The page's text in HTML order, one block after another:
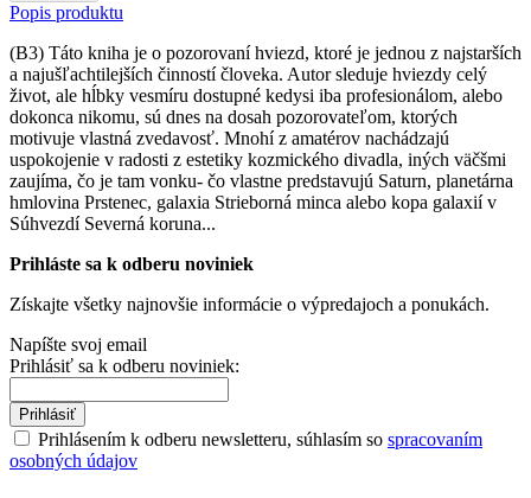
Popis produktu
(B3) Táto kniha je o pozorovaní hviezd, ktoré je jednou z najstarších
a najušľachtilejších činností človeka. Autor sleduje hviezdy celý
život, ale hĺbky vesmíru dostupné kedysi iba profesionálom, alebo
dokonca nikomu, sú dnes na dosah pozorovateľom, ktorých
motivuje vlastná zvedavosť. Mnohí z amatérov nachádzajú
uspokojenie v radosti z estetiky kozmického divadla, iných väčšmi
zaujíma, čo je tam vonku- čo vlastne predstavujú Saturn, planetárna
hmlovina Prstenec, galaxia Strieborná minca alebo kopa galaxií v
Súhvezdí Severná koruna...
Prihláste sa k odberu noviniek
Získajte všetky najnovšie informácie o výpredajoch a ponukách.
Napíšte svoj email
Prihlásiť sa k odberu noviniek:
Prihlásiť
Prihlásením k odberu newsletteru, súhlasím so spracovaním
osobných údajov